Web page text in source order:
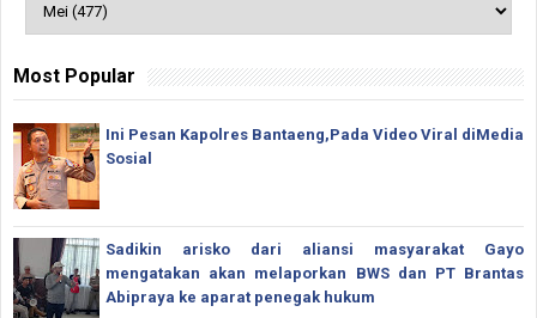
Most Popular
Ini Pesan Kapolres Bantaeng,Pada Video Viral diMedia
Sosial
Sadikin arisko dari aliansi masyarakat Gayo
mengatakan akan melaporkan BWS dan PT Brantas
Abipraya ke aparat penegak hukum